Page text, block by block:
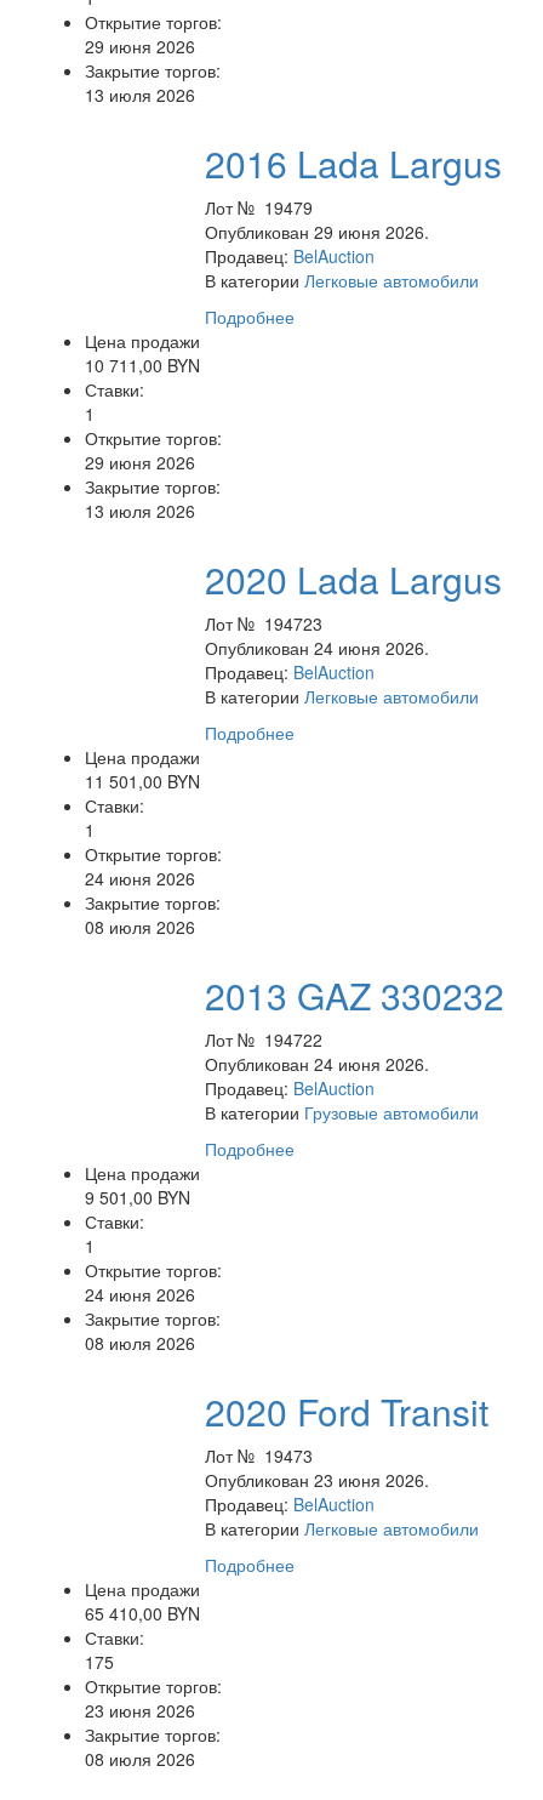
Открытие торгов:
29 июня 2026
Закрытие торгов:
13 июля 2026
2016 Lada Largus
Лот № 19479
Опубликован 29 июня 2026.
Продавец: BelAuction
В категорииЛегковые автомобили
Подробнее
Цена продажи
10 711,00 BYN
Ставки:
1
Открытие торгов:
29 июня 2026
Закрытие торгов:
13 июля 2026
2020 Lada Largus
Лот № 194723
Опубликован 24 июня 2026.
Продавец: BelAuction
В категорииЛегковые автомобили
Подробнее
Цена продажи
11 501,00 BYN
Ставки:
1
Открытие торгов:
24 июня 2026
Закрытие торгов:
08 июля 2026
2013 GAZ 330232
Лот № 194722
Опубликован 24 июня 2026.
Продавец: BelAuction
В категории Грузовые автомобили
Подробнее
Цена продажи
9 501,00 BYN
Ставки:
1
Открытие торгов:
24 июня 2026
Закрытие торгов:
08 июля 2026
2020 Ford Transit
Лот № 19473
Опубликован 23 июня 2026.
Продавец: BelAuction
В категорииЛегковые автомобили
Подробнее
Цена продажи
65 410,00 BYN
Ставки:
175
Открытие торгов:
23 июня 2026
Закрытие торгов:
08 июля 2026